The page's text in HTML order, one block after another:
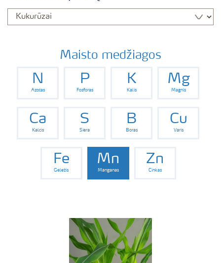
Maisto medžiagos
N
Azotas
P
Fosforas
K
Kalis
Mg
Magnis
Ca
Kalcis
S
Siera
B
Boras
Cu
Varis
Fe
Geležis
Mn
Manganas
Zn
Cinkas